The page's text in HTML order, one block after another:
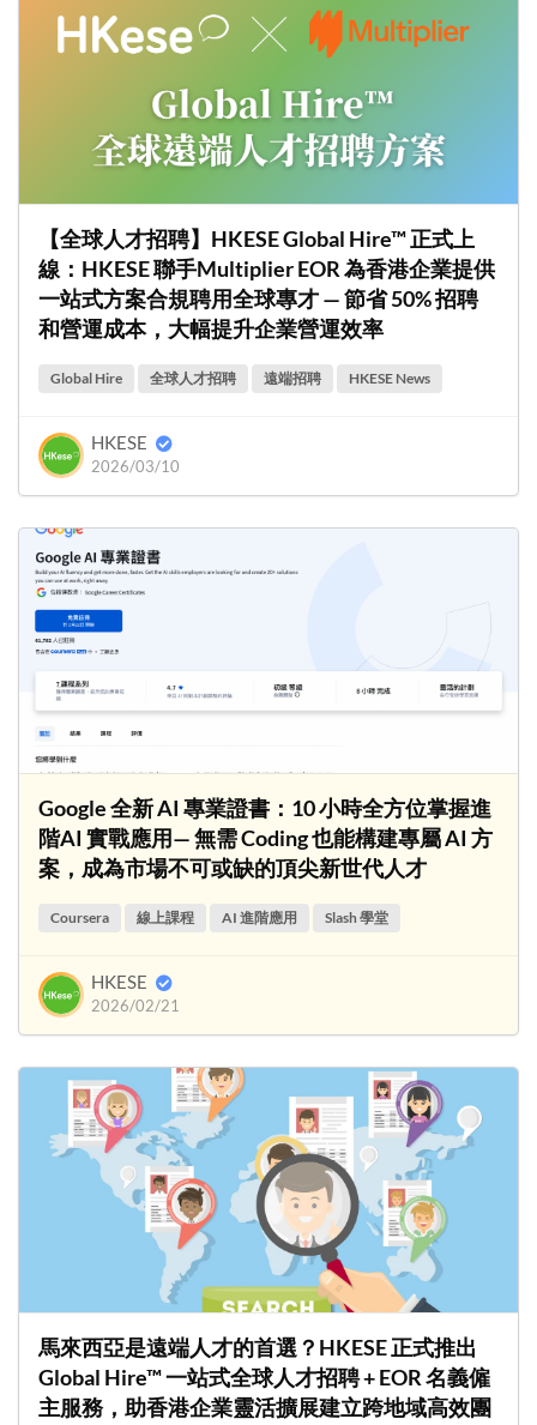
【全球人才招聘】HKESE Global Hire™ 正式上
線：HKESE 聯手Multiplier EOR 為香港企業提供
一站式方案合規聘用全球專才 — 節省 50% 招聘
和營運成本，大幅提升企業營運效率
Global Hire 全球人才招聘 遠端招聘 HKESE News
HKESE
2026/03/10
Google 全新 AI 專業證書：10 小時全方位掌握進
階AI 實戰應用— 無需 Coding 也能構建專屬 AI 方
案，成為市場不可或缺的頂尖新世代人才
Coursera 線上課程 AI 進階應用 Slash 學堂
HKESE
2026/02/21
馬來西亞是遠端人才的首選？HKESE 正式推出
Global Hire™ 一站式全球人才招聘 + EOR 名義僱
主服務，助香港企業靈活擴展建立跨地域高效團